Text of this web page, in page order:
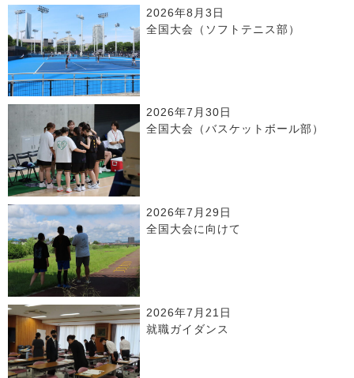
2026年8月3日
全国大会（ソフトテニス部）
2026年7月30日
全国大会（バスケットボール部）
2026年7月29日
全国大会に向けて
2026年7月21日
就職ガイダンス